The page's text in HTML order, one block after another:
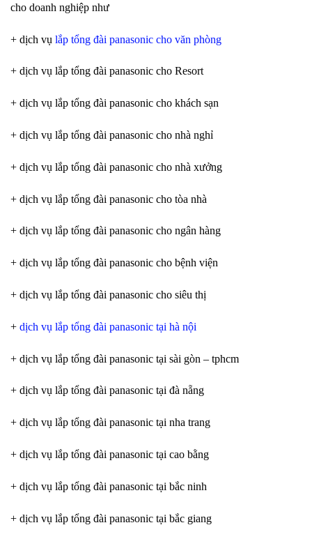
cho doanh nghiệp như
+ dịch vụ lắp tổng đài panasonic cho văn phòng
+ dịch vụ lắp tổng đài panasonic cho Resort
+ dịch vụ lắp tổng đài panasonic cho khách sạn
+ dịch vụ lắp tổng đài panasonic cho nhà nghỉ
+ dịch vụ lắp tổng đài panasonic cho nhà xưởng
+ dịch vụ lắp tổng đài panasonic cho tòa nhà
+ dịch vụ lắp tổng đài panasonic cho ngân hàng
+ dịch vụ lắp tổng đài panasonic cho bệnh viện
+ dịch vụ lắp tổng đài panasonic cho siêu thị
+ dịch vụ lắp tổng đài panasonic tại hà nội
+ dịch vụ lắp tổng đài panasonic tại sài gòn – tphcm
+ dịch vụ lắp tổng đài panasonic tại đà nẵng
+ dịch vụ lắp tổng đài panasonic tại nha trang
+ dịch vụ lắp tổng đài panasonic tại cao bằng
+ dịch vụ lắp tổng đài panasonic tại bắc ninh
+ dịch vụ lắp tổng đài panasonic tại bắc giang